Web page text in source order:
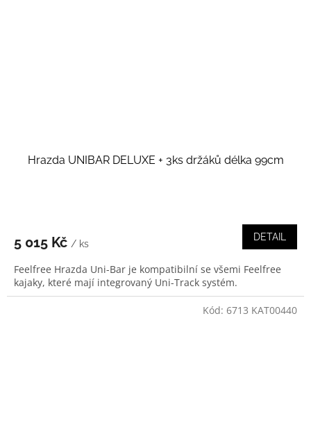
Hrazda UNIBAR DELUXE + 3ks držáků délka 99cm
5 015 Kč / ks
DETAIL
Feelfree Hrazda Uni-Bar je kompatibilní se všemi Feelfree
kajaky, které mají integrovaný Uni-Track systém.
Kód: 6713 KAT00440